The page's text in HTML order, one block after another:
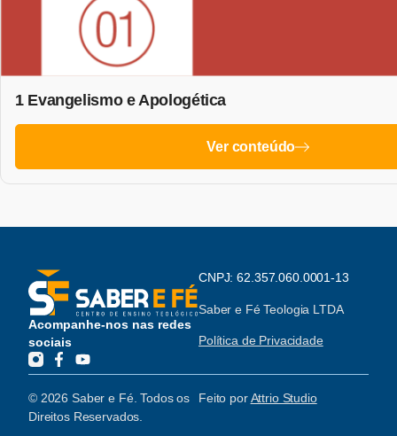
1 Evangelismo e Apologética
Ver conteúdo
Acompanhe-nos nas redes
sociais
CNPJ: 62.357.060.0001-13
Saber e Fé Teologia LTDA
Política de Privacidade
© 2026 Saber e Fé. Todos os
Direitos Reservados.
Feito porAttrio Studio